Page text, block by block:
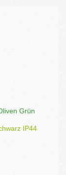
IP44